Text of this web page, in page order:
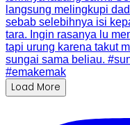
Load More